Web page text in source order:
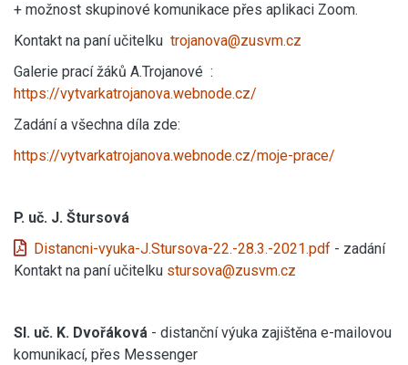
+ možnost skupinové komunikace přes aplikaci Zoom.
Kontakt na paní učitelku trojanova@zusvm.cz
Galerie prací žáků A.Trojanové :
https://vytvarkatrojanova.webnode.cz/
Zadání a všechna díla zde:
https://vytvarkatrojanova.webnode.cz/moje-prace/
P. uč. J. Štursová
Distancni-vyuka-J.Stursova-22.-28.3.-2021.pdf - zadání
Kontakt na paní učitelku stursova@zusvm.cz
Sl. uč. K. Dvořáková - distanční výuka zajištěna e-mailovou
komunikací, přes Messenger